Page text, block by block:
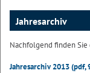
Jahresarchiv
Nachfolgend finden
Jahresarchiv 2013 (pdf,